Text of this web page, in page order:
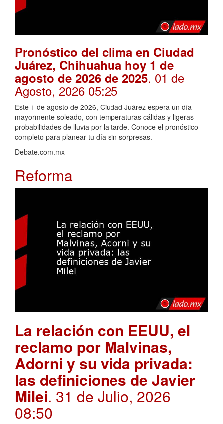
Pronóstico del clima en Ciudad
Juárez, Chihuahua hoy 1 de
agosto de 2026 de 2025. 01 de
Agosto, 2026 05:25
Este 1 de agosto de 2026, Ciudad Juárez espera un día
mayormente soleado, con temperaturas cálidas y ligeras
probabilidades de lluvia por la tarde. Conoce el pronóstico
completo para planear tu día sin sorpresas.
Debate.com.mx
Reforma
La relación con EEUU, el
reclamo por Malvinas,
Adorni y su vida privada:
las definiciones de Javier
Milei. 31 de Julio, 2026
08:50